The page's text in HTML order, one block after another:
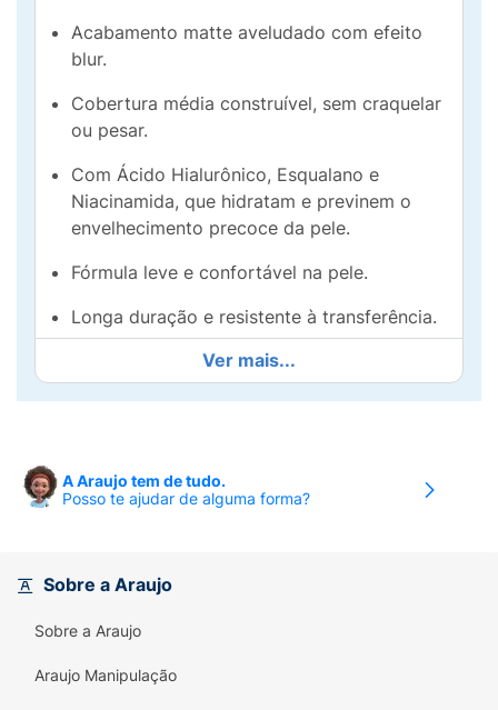
Acabamento matte aveludado com efeito
blur.
Cobertura média construível, sem craquelar
ou pesar.
Com Ácido Hialurônico, Esqualano e
Niacinamida, que hidratam e previnem o
envelhecimento precoce da pele.
Fórmula leve e confortável na pele.
Longa duração e resistente à transferência.
Fórmula vegana e limpa, livre de parabenos,
talatos e formaldeidos.
Ver mais...
A Araujo tem de tudo.
Posso te ajudar de alguma forma?
Sobre a Araujo
Sobre a Araujo
Araujo Manipulação